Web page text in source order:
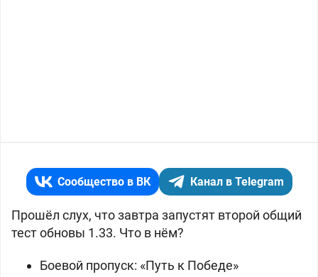
Сообщество в ВК Канал в Telegram
Прошёл слух, что завтра запустят второй общий
тест обновы 1.33. Что в нём?
Боевой пропуск: «Путь к Победе»